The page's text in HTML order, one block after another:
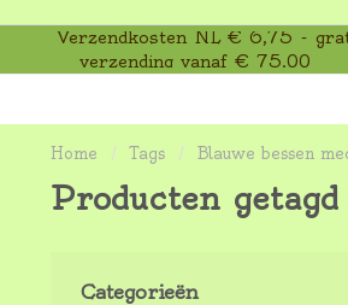
Verzendkosten NL € 6,75 -
verzending vanaf € 75,00
Home / Tags / Blauwe bessen
Producten
Categorieën